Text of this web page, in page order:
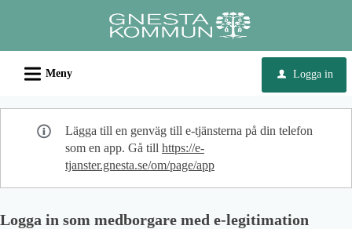
e-
tjänster
Gnesta
kommun
L Meny u Logga in
Lägga till en genväg till e-tjänsterna på din telefon
som en app. Gå till https://e-
tjanster.gnesta.se/om/page/app
Logga in som medborgare med e-legitimation